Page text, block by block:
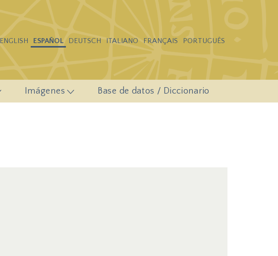
ENGLISH ESPAÑOL DEUTSCH ITALIANO FRANÇAIS PORTUGUÊS
Imágenes Base de datos / Diccionario